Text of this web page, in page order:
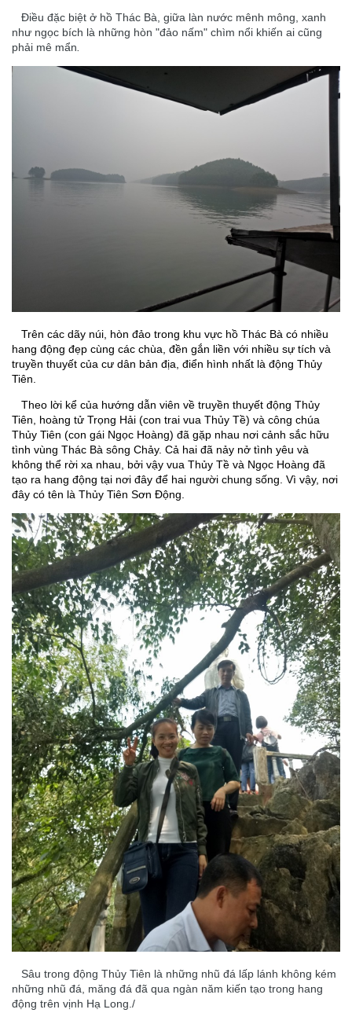
như ngọc bích là những hòn "đảo nấm" chìm nổi khiến ai cũng
phải mê mẩn.
Trên các dãy núi, hòn đảo trong khu vực hồ Thác Bà có nhiều
hang động đẹp cùng các chùa, đền gắn liền với nhiều sự tích và
truyền thuyết của cư dân bản địa, điển hình nhất là động Thủy
Tiên.
Theo lời kể của hướng dẫn viên về truyền thuyết động Thủy
Tiên, hoàng tử Trọng Hải (con trai vua Thủy Tề) và công chúa
Thủy Tiên (con gái Ngọc Hoàng) đã gặp nhau nơi cảnh sắc hữu
tình vùng Thác Bà sông Chảy. Cả hai đã nảy nở tình yêu và
không thể rời xa nhau, bởi vậy vua Thủy Tề và Ngọc Hoàng đã
tạo ra hang động tại nơi đây để hai người chung sống. Vì vậy, nơi
đây có tên là Thủy Tiên Sơn Động.
những nhũ đá, măng đá đã qua ngàn năm kiến tạo trong hang
động trên vịnh Hạ Long./